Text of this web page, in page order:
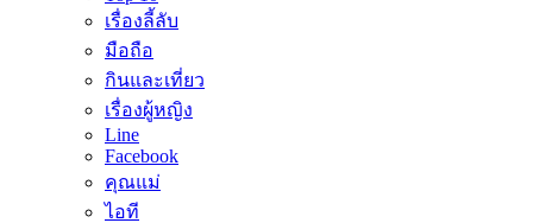
เรื่องลี้ลับ
มือถือ
กินและเที่ยว
เรื่องผู้หญิง
Line
Facebook
คุณแม่
ไอที